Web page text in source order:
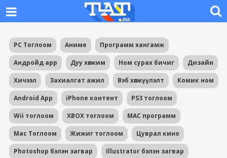
PC Тоглоом Аниме Программ хангамж
Андройд app Дуу хөгжим Ном сурах бичиг Дизайн
Хичээл Захиалгат ажил Вэб хөгжүүлэлт Комик ном
Android App iPhone контент PS3 тоглоом
Wii тоглоом XBOX тоглоом MAC программ
Mac Тоглоом Жижиг тоглоом Цуврал кино
Photoshop бэлэн загвар Illustrator бэлэн загвар